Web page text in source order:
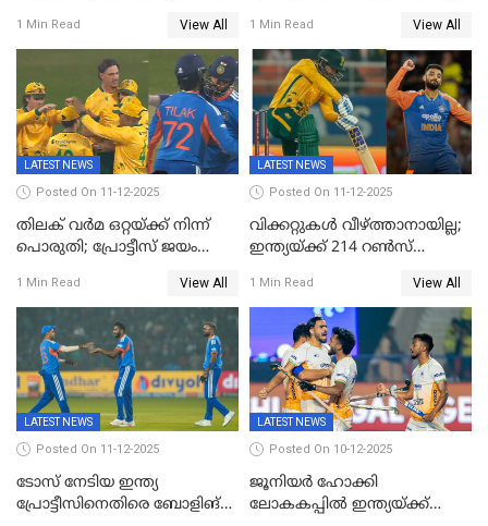
കോടിക്ക് ഡൽഹിയിൽ;
മലയാളി താരം വിഘ്നേഷ്
പുത്തുർ രാജസ്ഥാനിൽ
1 Min Read View All
ബംഗളൂരുവില്‍; ക്വിന്റണ്‍ ഡി
കോക്ക് മുംബൈ
ഇന്ത്യന്‍സില്‍; 25കോടിക്ക്
കാമറൂൺ ഗ്രീൻ
കൊൽക്കത്തയിൽ
1 Min Read View All
LATEST NEWS
Posted On 11-12-2025
തിലക് വർമ ഒറ്റയ്ക്ക് നിന്ന്
പൊരുതി; പ്രോട്ടീസ് ജയം
1 Min Read View All
LATEST NEWS
Posted On 11-12-2025
വിക്കറ്റുകൾ വീഴ്ത്താനായില്ല;
ഇന്ത്യയ്ക്ക് 214 റൺസ്
ഡികോക്ക് കസറി
1 Min Read View All
LATEST NEWS
Posted On 11-12-2025
ടോസ് നേടിയ ഇന്ത്യ
പ്രോട്ടീസിനെതിരെ ബോളിങ്
LATEST NEWS
Posted On 10-12-2025
ജൂനിയര്‍ ഹോക്കി
ലോകകപ്പിൽ ഇന്ത്യയ്ക്ക്